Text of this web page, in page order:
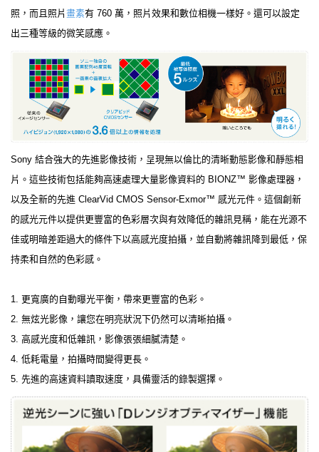
照，而且照片 畫素有 760 萬，照片效果和數位相機一樣好。還可以設定
出三種等級的微笑感應。
Sony 結合強大的先進影像技術，呈現無以倫比的清晰動態影像和靜態相
片。這些技術包括能夠高速處理大量影像資料的 BIONZ™ 影像處理器，
以及全新的先進 ClearVid CMOS Sensor-Exmor™ 感光元件。這個創新
的感光元件以提供更豐富的色彩層次與有效降低的雜訊見稱，能在光源不
佳或明暗差距過大的條件下以高感光度拍攝，並自動將雜訊降到最低，保
持柔和自然的色彩感。
1. 更寬廣的自動曝光平衡，帶來更豐富的色彩。
2. 無炫光影像，讓您在明亮狀況下仍然可以清晰拍攝。
3. 高感光度和低雜訊，影像張張細膩清楚。
4. 低耗電量，拍攝時間變得更長。
5. 先進的高速資料讀取速度，具備靈活的錄製選擇。